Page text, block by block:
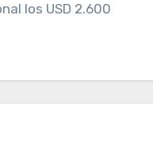
los USD 2.600